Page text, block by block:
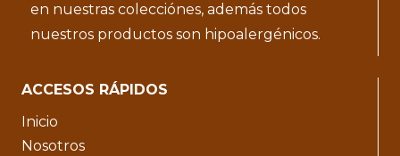
en nuestras colecciónes, además todos
nuestros productos son hipoalergénicos.
ACCESOS RÁPIDOS
Inicio
Nosotros